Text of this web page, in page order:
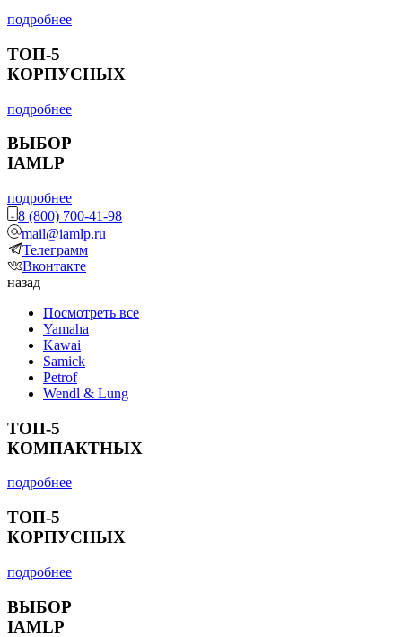
подробнее
ТОП-5
КОРПУСНЫХ
подробнее
ВЫБОР
IAMLP
подробнее
8 (800) 700-41-98
mail@iamlp.ru
Телеграмм
Вконтакте
назад
Посмотреть все
Yamaha
Kawai
Samick
Petrof
Wendl & Lung
ТОП-5
КОМПАКТНЫХ
подробнее
ТОП-5
КОРПУСНЫХ
подробнее
ВЫБОР
IAMLP